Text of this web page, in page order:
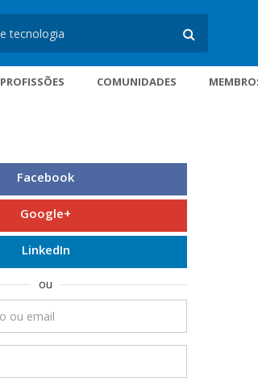
PROFISSÕES COMUNIDADES
Facebook
Google+
LinkedIn
ou